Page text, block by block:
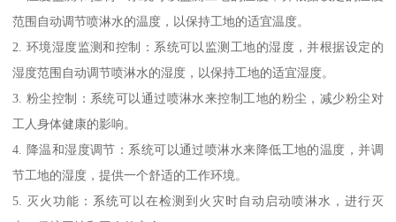
范围自动调节喷淋水的温度，以保持工地的适宜温度。
2. 环境湿度监测和控制：系统可以监测工地的湿度，并根据设定的
湿度范围自动调节喷淋水的湿度，以保持工地的适宜湿度。
3. 粉尘控制：系统可以通过喷淋水来控制工地的粉尘，减少粉尘对
工人身体健康的影响。
4. 降温和湿度调节：系统可以通过喷淋水来降低工地的温度，并调
节工地的湿度，提供一个舒适的工作环境。
5. 灭火功能：系统可以在检测到火灾时自动启动喷淋水，进行灭